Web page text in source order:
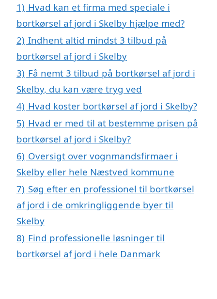
1) Hvad kan et firma med speciale i
bortkørsel af jord i Skelby hjælpe med?
2) Indhent altid mindst 3 tilbud på
bortkørsel af jord i Skelby
3) Få nemt 3 tilbud på bortkørsel af jord i
Skelby, du kan være tryg ved
4) Hvad koster bortkørsel af jord i Skelby?
5) Hvad er med til at bestemme prisen på
bortkørsel af jord i Skelby?
6) Oversigt over vognmandsfirmaer i
Skelby eller hele Næstved kommune
7) Søg efter en professionel til bortkørsel
af jord i de omkringliggende byer til
Skelby
8) Find professionelle løsninger til
bortkørsel af jord i hele Danmark